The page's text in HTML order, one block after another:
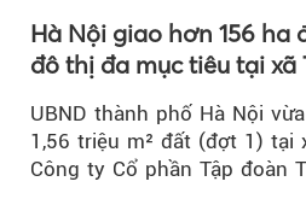
Hà Nội giao hơn 156 ha
đô thị đa mục tiêu tại xã
UBND thành phố Hà Nội
1,56 triệu m² đất (đợt 1) tại
Công ty Cổ phần Tập đoàn